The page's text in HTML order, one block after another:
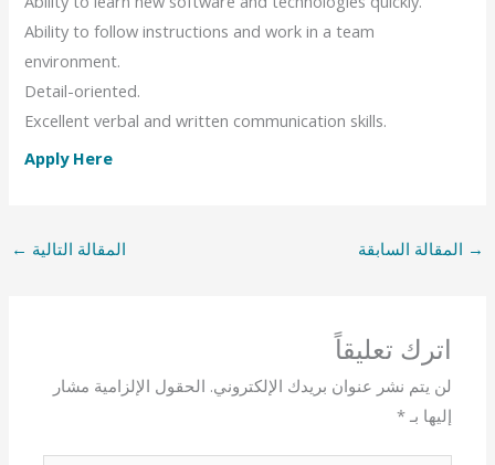
Ability to follow instructions and work in a team
environment.
Detail-oriented.
Excellent verbal and written communication skills.
Apply Here
→ المقالة السابقة المقالة التالية ←
اترك تعليقاً
لن يتم نشر عنوان بريدك الإلكتروني. الحقول الإلزامية مشار
إليها بـ*